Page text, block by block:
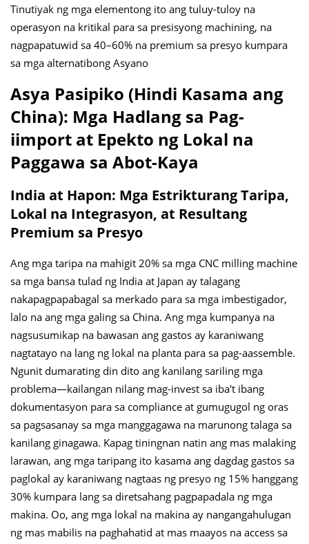
Tinutiyak ng mga elementong ito ang tuluy-tuloy na
operasyon na kritikal para sa presisyong machining, na
nagpapatuwid sa 40–60% na premium sa presyo kumpara
sa mga alternatibong Asyano
Asya Pasipiko (Hindi Kasama ang
China): Mga Hadlang sa Pag-
iimport at Epekto ng Lokal na
Paggawa sa Abot-Kaya
India at Hapon: Mga Estrikturang Taripa,
Lokal na Integrasyon, at Resultang
Premium sa Presyo
Ang mga taripa na mahigit 20% sa mga CNC milling machine
sa mga bansa tulad ng India at Japan ay talagang
nakapagpapabagal sa merkado para sa mga imbestigador,
lalo na ang mga galing sa China. Ang mga kumpanya na
nagsusumikap na bawasan ang gastos ay karaniwang
nagtatayo na lang ng lokal na planta para sa pag-aassemble.
Ngunit dumarating din dito ang kanilang sariling mga
problema—kailangan nilang mag-invest sa iba't ibang
dokumentasyon para sa compliance at gumugugol ng oras
sa pagsasanay sa mga manggagawa na marunong talaga sa
kanilang ginagawa. Kapag tiningnan natin ang mas malaking
larawan, ang mga taripang ito kasama ang dagdag gastos sa
paglokal ay karaniwang nagtaas ng presyo ng 15% hanggang
30% kumpara lang sa diretsahang pagpapadala ng mga
makina. Oo, ang mga lokal na makina ay nangangahulugan
ng mas mabilis na paghahatid at mas maayos na access sa